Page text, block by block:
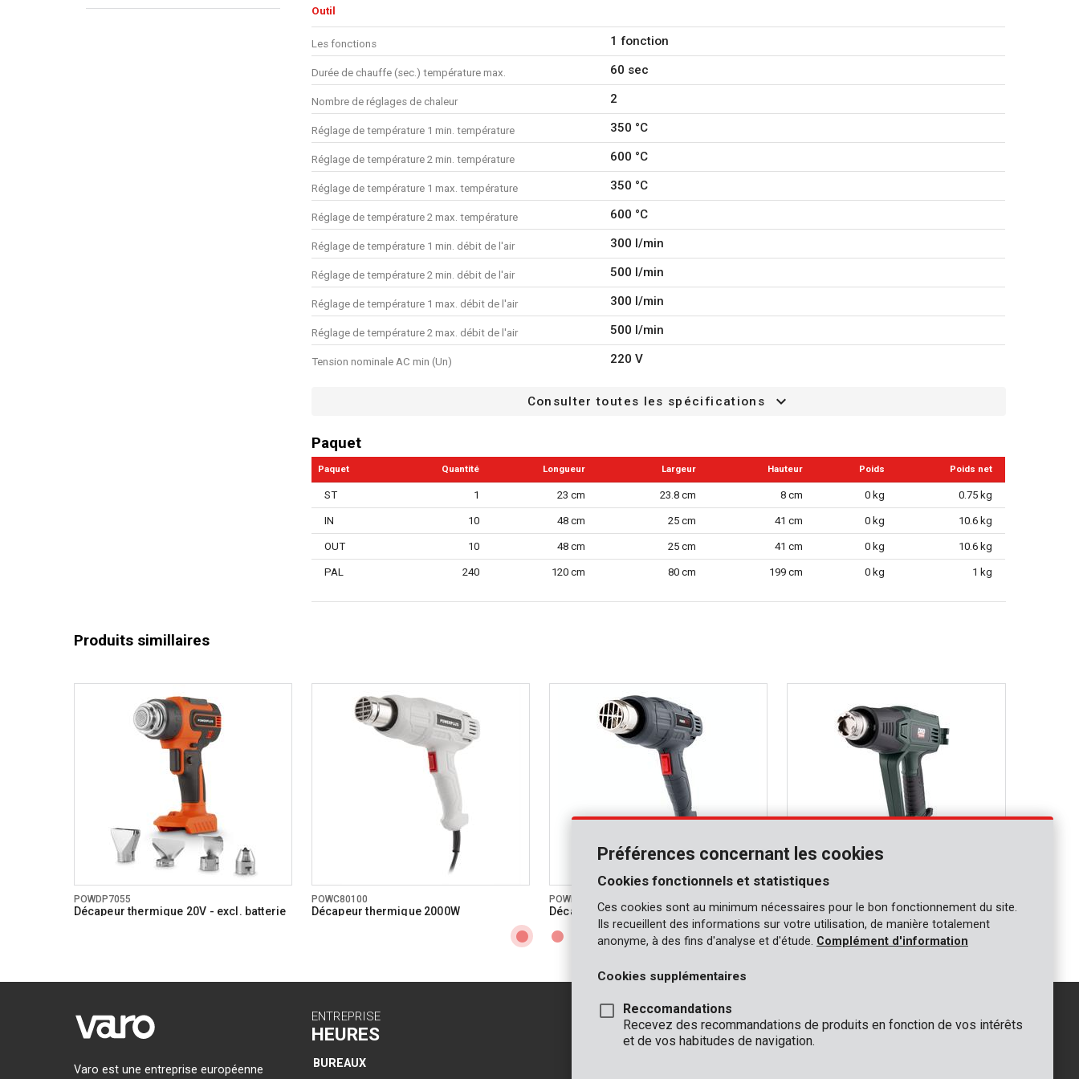
Nombre de réglages de température : 2
Min. température de travail: 350 °C
Max. température de travail : 600 °C
Temps de chauffe : 60 sec
Longueur de câble : 1.8 m
Que contient la boîte ?
1x décapeur thermique
1x buse protège-vitre
1x buse de réduction
1x buse à réflecteur
1x mode d'emploi
Outil
Les fonctions 1 fonction
Durée de chauffe (sec.) température max. 60 sec
Nombre de réglages de chaleur 2
Réglage de température 1 min. température 350 °C
Réglage de température 2 min. température 600 °C
Réglage de température 1 max. température 350 °C
Réglage de température 2 max. température 600 °C
Réglage de température 1 min. débit de l'air 300 l/min
Réglage de température 2 min. débit de l'air 500 l/min
Réglage de température 1 max. débit de l'air 300 l/min
Réglage de température 2 max. débit de l'air 500 l/min
Tension nominale AC min (Un) 220 V
Puissance nominale (Pn) max
Longueur du câble d'alimentation
Contrôle de chaleur constante
Poignée froide
Min work temperature 350 °C
Température de travail max. 600 °C
Poignée à revêtement souple
24 MO.
Consulter toutes les spécifications
Paquet
Paquet Quantité Longueur Largeur Hauteur Poids Poids net
ST 1 23 cm 23.8 cm 8 cm 0 kg 0.75 kg
IN 10 48 cm 25 cm 41 cm 0 kg 10.6 kg
OUT 10 48 cm 25 cm 41 cm 0 kg 10.6 kg
PAL 240 120 cm 80 cm 199 cm 0 kg 1 kg
Produits simillaires
POWDP7055
Décapeur thermique 20V - excl. batterie
POWC80100
Décapeur thermique 2000W
POWE80041
Décapeur thermique 2000W Décapeur thermique 2000W - 2 acc.
Varo est une entreprise européenne
ENTREPRISE
HEURES
BUREAUX
CONTACT
INFO
Préférences concernant les cookies
Cookies fonctionnels et statistiques
Ces cookies sont au minimum nécessaires pour le bon fonctionnement du site.
Ils recueillent des informations sur votre utilisation, de manière totalement
anonyme, à des fins d'analyse et d'étude. Complément d'information
Cookies supplémentaires
Reccomandations
Recevez des recommandations de produits en fonction de vos intérêts
et de vos habitudes de navigation.